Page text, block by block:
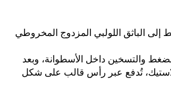
إلى الباثق اللولبي المزدوج المخروطي
والتسخين داخل الأسطوانة، وبعد
تُدفع عبر رأس قالب على شكل